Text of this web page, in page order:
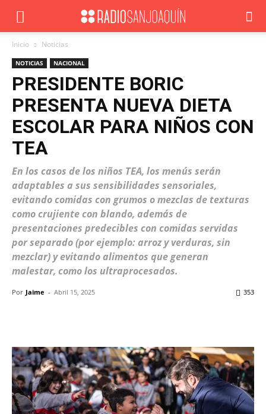
Inicio Noticias
NOTICIAS NACIONAL
PRESIDENTE BORIC
PRESENTA NUEVA DIETA
ESCOLAR PARA NIÑOS CON
TEA
En los casos de los niños TEA, los menús serán
adaptables a sus sensibilidades sensoriales,
evitando comidas con grumos o mezclas de texturas
como crujiente con blando, además de
presentaciones predecibles con comidas servidas
por separado (por ejemplo: arroz y verduras, sin
mezclar) y evitando alimentos que generan
malestar, como los ultraprocesados.
Por Jaime - Abril 15, 2025 353